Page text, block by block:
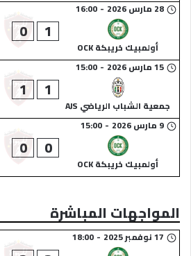
28 مارس 2026 -
16:00
أولمبيك خريبكة OCK
1
0
15 مارس 2026 -
15:00
جمعية الشباب الرياضي AJS
1
1
9 مارس 2026 -
15:00
أولمبيك خريبكة OCK
0
0
المواجهات المباشرة
17 نوفمبر 2025 -
18:00